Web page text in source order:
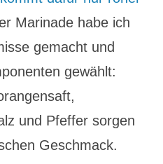
Marinade habe ich
gemacht und
gewählt:
und Pfeffer sorgen
Geschmack.